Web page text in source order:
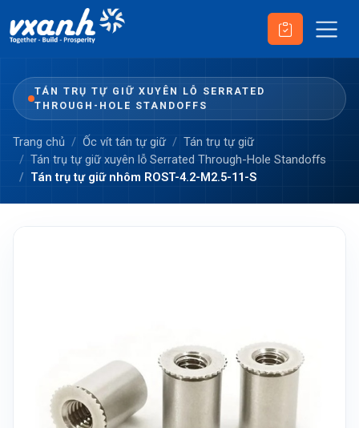
TÁN TRỤ TỰ GIỮ XUYÊN LỖ SERRATED
THROUGH-HOLE STANDOFFS
Trang chủ Ốc vít tán tự giữ
Tán trụ tự giữ
Tán trụ tự giữ xuyên lỗ Serrated Through-Hole Standoffs
Tán trụ tự giữ nhôm ROST-4.2-M2.5-11-S